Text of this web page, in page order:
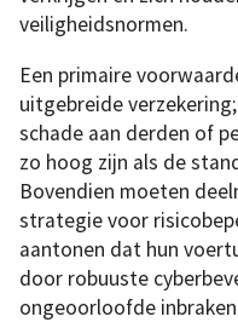
veiligheidsnormen.
Een primaire
uitgebreide
schade aan derden of
zo hoog zijn als de
Bovendien moeten
strategie voor
aantonen dat hun
door robuuste
ongeoorloofde